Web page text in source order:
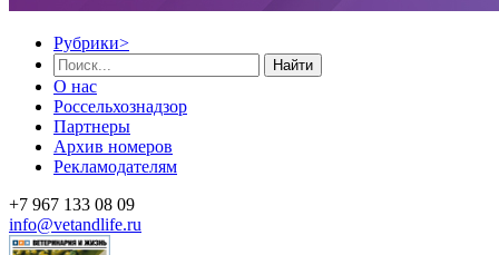
Рубрики>
Найти
О нас
Россельхознадзор
Партнеры
Архив номеров
Рекламодателям
+7 967 133 08 09
info@vetandlife.ru